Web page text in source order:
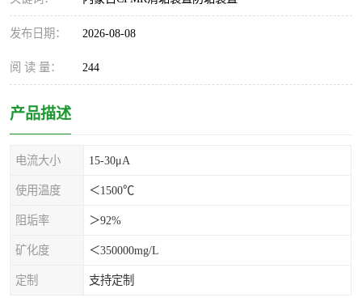
发布日期： 2026-08-08
阅 读 量： 244
产品描述
电流大小 15-30μA
使用温度 ＜1500℃
阻垢率 ＞92%
矿化度 ＜350000mg/L
定制 支持定制